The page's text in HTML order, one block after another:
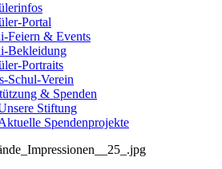
Portal
Feiern & Events
Bekleidung
Portraits
Schul-Verein
& Spenden
Stiftung
Spendenprojekte